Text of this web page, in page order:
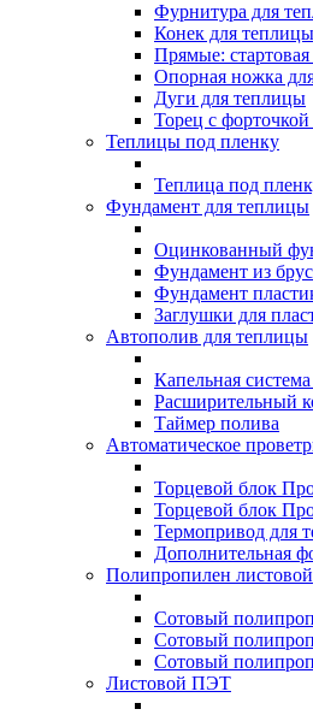
Фурнитура для
Конек для
Прямые:
Опорная ножка
Дуги для теплицы
Торец с
Теплицы под пленку
Теплица под
Фундамент для теплицы
Оцинкованный
Фундамент из
Фундамент
Заглушки для
Автополив для теплицы
Капельная
Расширительный
Таймер полива
Автоматическое
Торцевой блок
Торцевой блок
Термопривод для
Дополнительная
Полипропилен листовой
Сотовый
Сотовый
Сотовый
Листовой ПЭТ